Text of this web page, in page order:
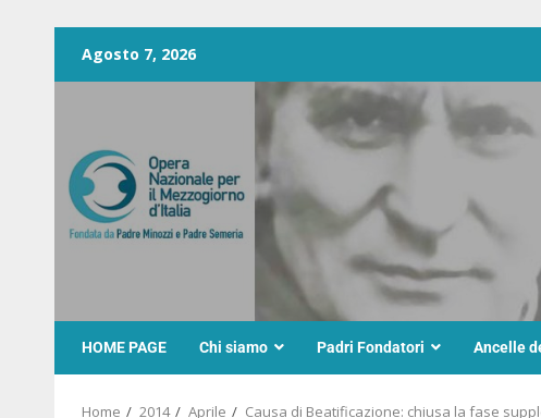
Agosto 7, 2026
HOME PAGE Chi siamo Padri Fondatori Ancelle
Home 2014 Aprile Causa di Beatificazione: chiusa la fase